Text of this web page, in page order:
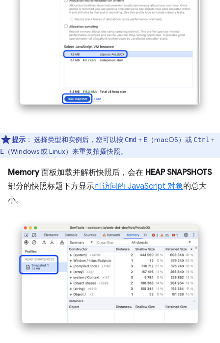
提示 ： 选择类型和实例后，您可以按 Cmd + E （macOS）或 Ctrl +
E （Windows 或 Linux）来重复拍摄快照。
Memory面板加载并解析快照后，会在 HEAP SNAPSHOTS
部分的快照标题下方显示可访问的 JavaScript 对象的总大
小。